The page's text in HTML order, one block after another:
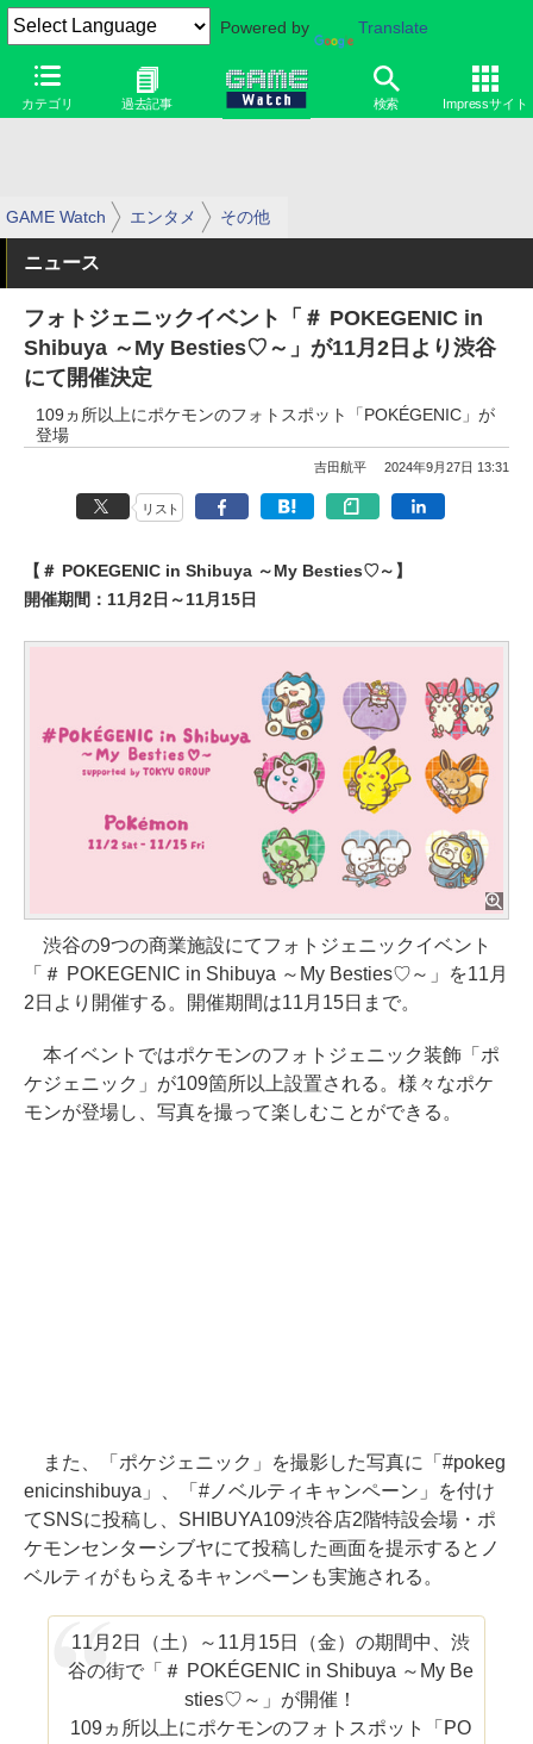
Powered by Translate
カテゴリ 過去記事 検索 Impressサイト
GAME Watch エンタメ その他
ニュース
フォトジェニックイベント「＃ POKEGENIC in
Shibuya ～My Besties♡～」が11月2日より渋谷
にて開催決定
109ヵ所以上にポケモンのフォトスポット「POKÉGENIC」が
登場
吉田航平 2024年9月27日 13:31
リスト
【＃ POKEGENIC in Shibuya ～My Besties♡～】
開催期間：11月2日～11月15日
渋谷の9つの商業施設にてフォトジェニックイベント
「＃ POKEGENIC in Shibuya ～My Besties♡～」を11月
2日より開催する。開催期間は11月15日まで。
本イベントではポケモンのフォトジェニック装飾「ポ
ケジェニック」が109箇所以上設置される。様々なポケ
モンが登場し、写真を撮って楽しむことができる。
また、「ポケジェニック」を撮影した写真に「#pokeg
enicinshibuya」、「#ノベルティキャンペーン」を付け
てSNSに投稿し、SHIBUYA109渋谷店2階特設会場・ポ
ケモンセンターシブヤにて投稿した画面を提示するとノ
ベルティがもらえるキャンペーンも実施される。
11月2日（土）～11月15日（金）の期間中、渋
谷の街で「＃ POKÉGENIC in Shibuya ～My Be
sties♡～」が開催！
109ヵ所以上にポケモンのフォトスポット「PO